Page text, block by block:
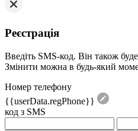
Реєстрація
Введіть SMS-код. Він також
Змінити можна в будь-який
Номер телефону
{{userData.regPhone}}
код з SMS